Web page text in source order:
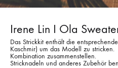
Irene Lin I Ola
Das Strickkit enthält die
Kaschmir) um das Modell zu
Kombination zusammenstellen.
Stricknadeln und anderes Zubehör